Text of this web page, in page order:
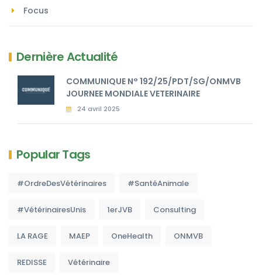
Focus
Dernière Actualité
COMMUNIQUE N° 192/25/PDT/SG/ONMVB
JOURNEE MONDIALE VETERINAIRE
24 avril 2025
Popular Tags
#OrdreDesVétérinaires #SantéAnimale
#VétérinairesUnis 1erJVB Consulting
LA RAGE MAEP OneHealth ONMVB
REDISSE Vétérinaire